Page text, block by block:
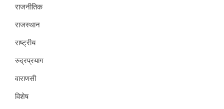
राजनीतिक
राजस्थान
राष्ट्रीय
रुद्रप्रयाग
वाराणसी
विशेष